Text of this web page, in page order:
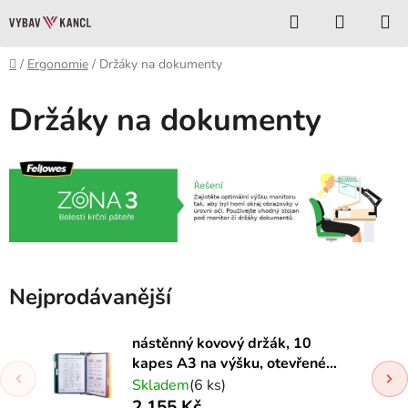
na
obsah
Hledat
KOŠÍK
Domů
/ Ergonomie / Držáky na dokumenty
Držáky na dokumenty
Nejprodávanější
nástěnný kovový držák, 10
kapes A3 na výšku, otevřené
shora, modré
Skladem(6 ks)